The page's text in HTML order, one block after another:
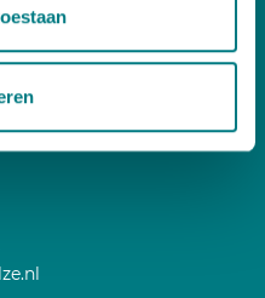
information?
any obligation